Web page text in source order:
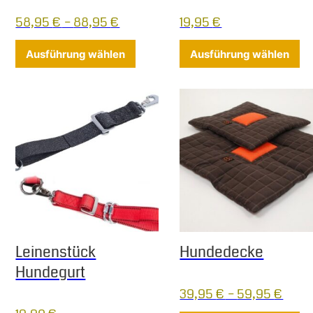
58,95€–88,95€
Ausführung wählen Dieses Produkt weist mehrere
19,95€
Ausführung wählen
Leinenstück
Hundegurt
Hundedecke
39,95€–59,95€